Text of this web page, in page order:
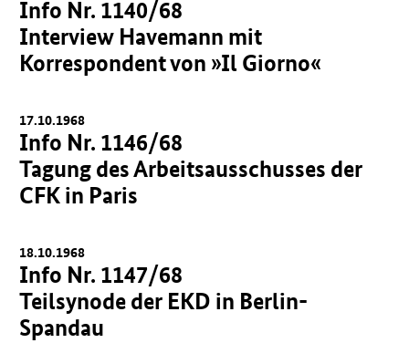
Info Nr. 1140/68
Interview Havemann mit
Korrespondent von »Il Giorno«
17.10.1968
Info Nr. 1146/68
Tagung des Arbeitsausschusses der
CFK in Paris
18.10.1968
Info Nr. 1147/68
Teilsynode der EKD in Berlin-
Spandau